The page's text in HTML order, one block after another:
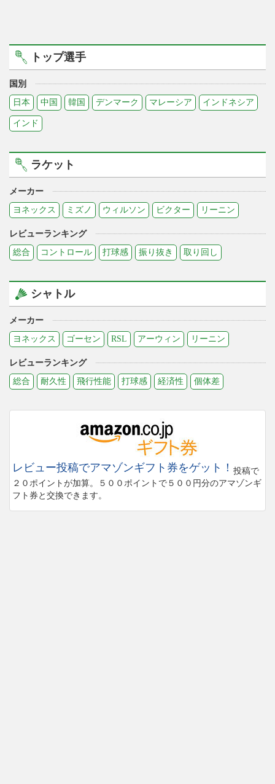
トップ選手
国別
日本
中国 韓国 デンマーク マレーシア インドネシア
インド
ラケット
メーカー
ヨネックス
ミズノ ウィルソン ビクター リーニン
レビューランキング
総合
コントロール 打球感 振り抜き 取り回し
シャトル
メーカー
ヨネックス
ゴーセン RSL アーウィン リーニン
レビューランキング
総合
耐久性 飛行性能 打球感 経済性 個体差
レビュー投稿でアマゾンギフト券をゲット！ 投稿で
２０ポイントが加算。５００ポイントで５００円分のアマゾンギ
フト券と交換できます。